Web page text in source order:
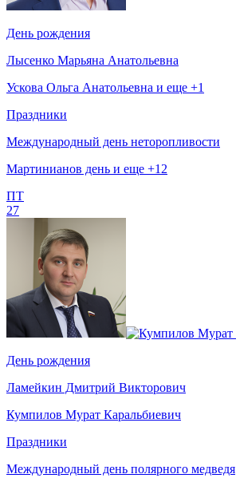
День рождения
Лысенко Марьяна Анатольевна
Ускова Ольга Анатольевна и еще +1
Праздники
Международный день неторопливости
Мартинианов день и еще +12
ПТ
27
День рождения
Ламейкин Дмитрий Викторович
Кумпилов Мурат Каральбиевич
Праздники
Международный день полярного медведя